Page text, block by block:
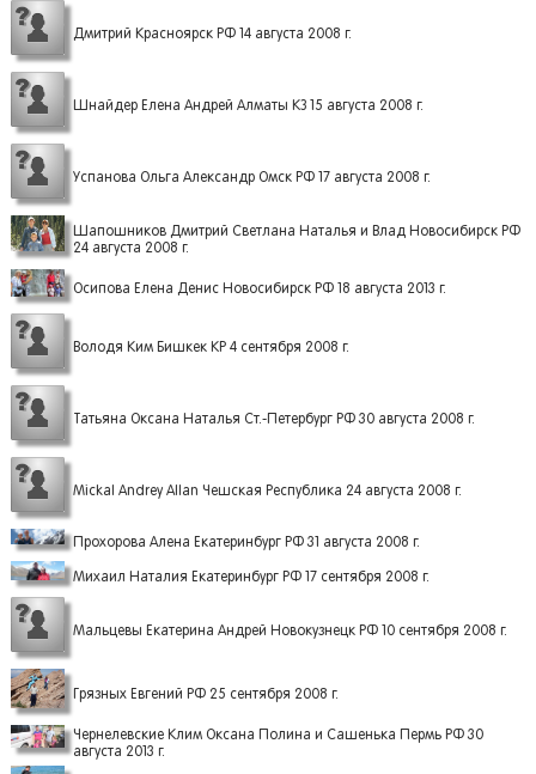
Дмитрий Красноярск РФ 14 августа 2008 г.
Шнайдер Елена Андрей Алматы КЗ 15 августа 2008 г.
Успанова Ольга Александр Омск РФ 17 августа 2008 г.
Шапошников Дмитрий Светлана Наталья и Влад Новосибирск РФ
24 августа 2008 г.
Осипова Елена Денис Новосибирск РФ 18 августа 2013 г.
Володя Ким Бишкек КР 4 сентября 2008 г.
Татьяна Оксана Наталья Ст.-Петербург РФ 30 августа 2008 г.
Mickal Andrey Allan Чешская Республика 24 августа 2008 г.
Прохорова Алена Екатеринбург РФ 31 августа 2008 г.
Михаил Наталия Екатеринбург РФ 17 сентября 2008 г.
Мальцевы Екатерина Андрей Новокузнецк РФ 10 сентября 2008 г.
Грязных Евгений РФ 25 сентября 2008 г.
Чернелевские Клим Оксана Полина и Сашенька Пермь РФ 30
августа 2013 г.